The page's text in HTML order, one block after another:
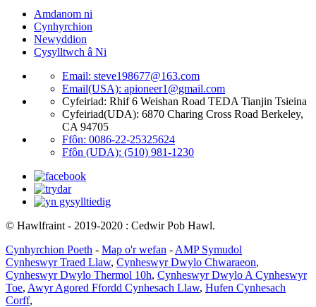
Amdanom ni
Cynhyrchion
Newyddion
Cysylltwch â Ni
Email: steve198677@163.com
Email(USA): apioneer1@gmail.com
Cyfeiriad: Rhif 6 Weishan Road TEDA Tianjin Tsieina
Cyfeiriad(UDA): 6870 Charing Cross Road Berkeley,
CA 94705
Ffôn: 0086-22-25325624
Ffôn (UDA): (510) 981-1230
© Hawlfraint - 2019-2020 : Cedwir Pob Hawl.
Cynhyrchion Poeth - Map o'r wefan - AMP Symudol
Cynheswyr Traed Llaw, Cynheswyr Dwylo Chwaraeon,
Cynheswyr Dwylo Thermol 10h, Cynheswyr Dwylo A Cynheswyr
Toe, Awyr Agored Ffordd Cynhesach Llaw, Hufen Cynhesach
Corff,